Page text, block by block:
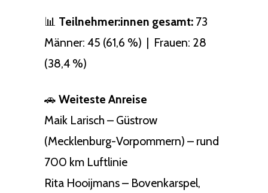
📊 Teilnehmer:innen gesamt: 73
Männer: 45 (61,6 %) | Frauen: 28
(38,4 %)
🚗 Weiteste Anreise
Maik Larisch – Güstrow
(Mecklenburg-Vorpommern) – rund
700 km Luftlinie
Rita Hooijmans – Bovenkarspel,